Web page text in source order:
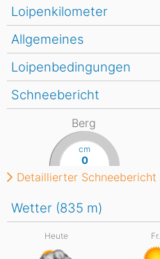
Schneebericht
Berg
cm
0
Detaillierter Schneebericht
Loipenbedingungen
Wetter (835 m)
Heute Fr.
Allgemeines
Loipenkilometer